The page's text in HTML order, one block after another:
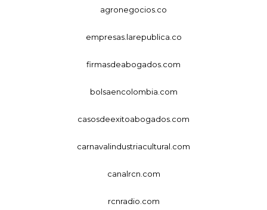
agronegocios.co
empresas.larepublica.co
firmasdeabogados.com
bolsaencolombia.com
casosdeexitoabogados.com
carnavalindustriacultural.com
canalrcn.com
rcnradio.com